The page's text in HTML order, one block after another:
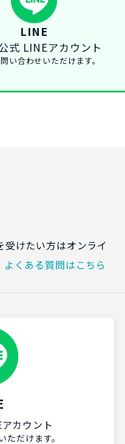
LINE
式 LINEアカウント
い合わせいただけます。
けたい方はオンライ
よくある質問はこちら
カウント
ただけます。